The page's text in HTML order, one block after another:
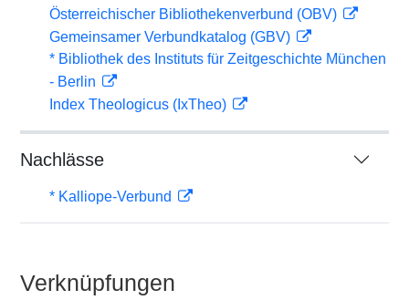
Österreichischer Bibliothekenverbund (OBV)
Gemeinsamer Verbundkatalog (GBV)
* Bibliothek des Instituts für Zeitgeschichte München
- Berlin
Index Theologicus (IxTheo)
Nachlässe
* Kalliope-Verbund
Verknüpfungen